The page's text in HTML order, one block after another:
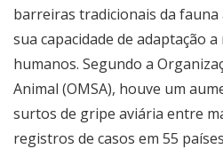
barreiras tradicionais da
sua capacidade de adaptação
humanos. Segundo a
Animal (OMSA), houve um
surtos de gripe aviária entre
registros de casos em 55